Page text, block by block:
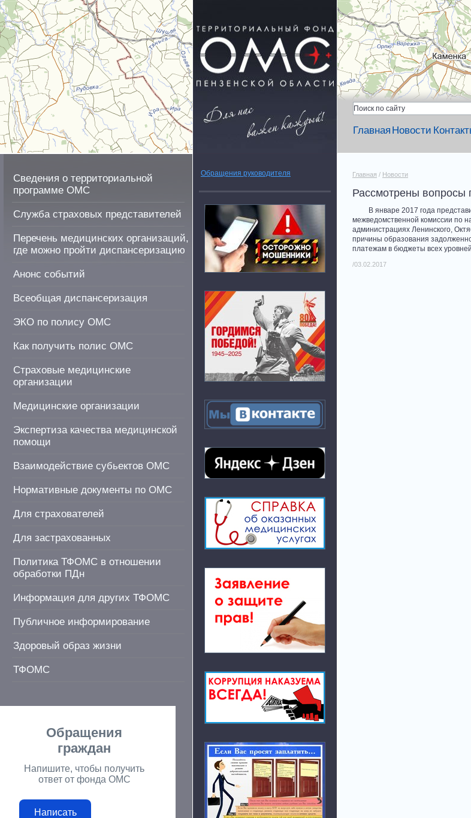
Главная Новости
Сведения о территориальной
программе ОМС
Служба страховых представителей
Перечень медицинских организаций,
где можно пройти диспансеризацию
Анонс событий
Всеобщая диспансеризация
ЭКО по полису ОМС
Как получить полис ОМС
Страховые медицинские
организации
Медицинские организации
Экспертиза качества медицинской
помощи
Взаимодействие субьектов ОМС
Нормативные документы по ОМС
Для страхователей
Для застрахованных
Политика ТФОМС в отношении
обработки ПДн
Информация для других ТФОМС
Публичное информирование
Здоровый образ жизни
ТФОМС
Обращения
граждан
Напишите, чтобы получить
ответ от фонда ОМС
Написать
Обращения руководителя Главная / Новости
Рассмотрены вопросы
В январе 2017 года
межведомственной комиссии по
администрациях Ленинского,
причины образования
платежам в бюджеты всех
/03.02.2017